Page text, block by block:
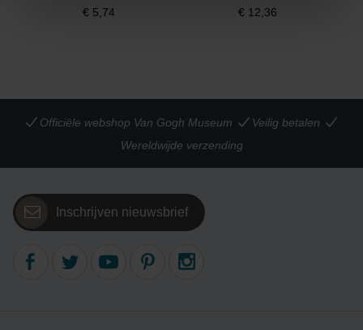
€ 5,74 € 12,36
Officiële webshop Van Gogh Museum
Veilig betalen
Wereldwijde verzending
Inschrijven nieuwsbrief